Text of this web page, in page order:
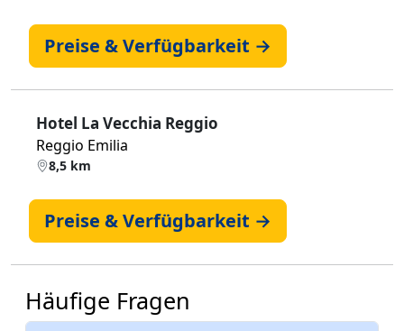
Preise & Verfügbarkeit →
Hotel La Vecchia Reggio
Reggio Emilia
8,5 km
Preise & Verfügbarkeit →
Häufige Fragen